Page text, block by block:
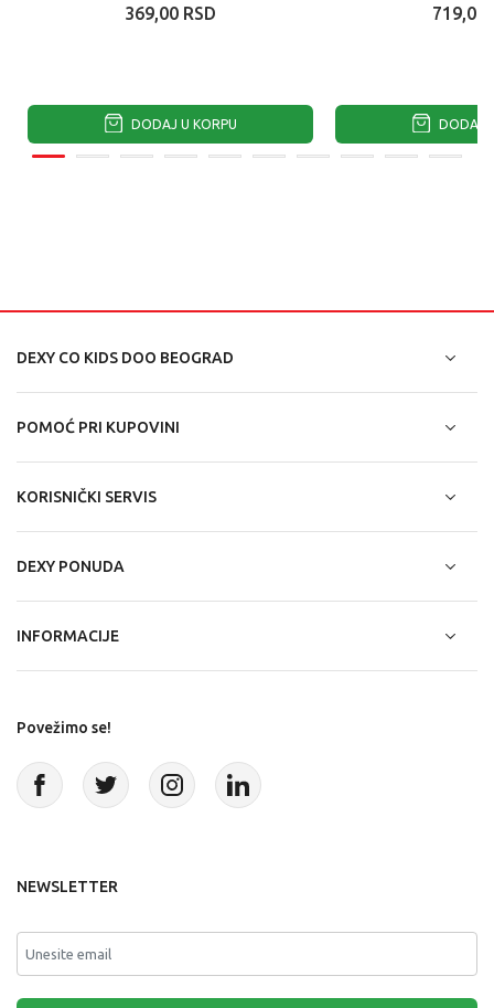
369,00 RSD
DODAJ U KORPU
719,00
DODAJ
DEXY CO KIDS DOO BEOGRAD
POMOĆ PRI KUPOVINI
KORISNIČKI SERVIS
DEXY PONUDA
INFORMACIJE
Povežimo se!
NEWSLETTER